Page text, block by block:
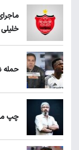
حمله
چپ